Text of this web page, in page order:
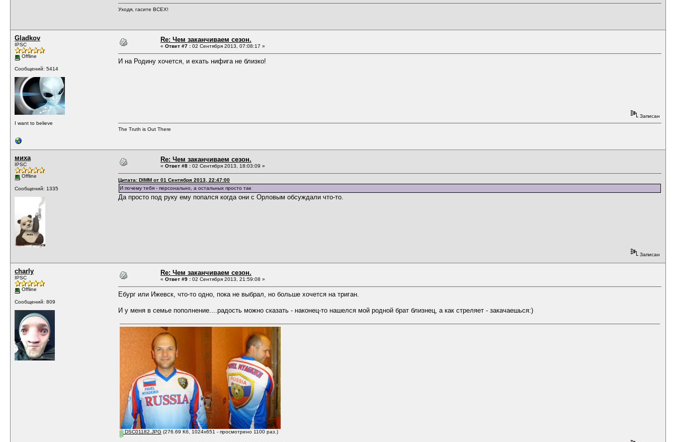
Уходя, гасите ВСЕХ!
Gladkov
IPSC
Offline
Сообщений: 5414
I want to believe
Re: Чем заканчиваем сезон.
« Ответ #7 : 02 Сентября 2013, 07:08:17 »
И на Родину хочется, и ехать нифига не близко!
Записан
The Truth is Out There
миха
IPSC
Offline
Сообщений: 1335
Re: Чем заканчиваем сезон.
« Ответ #8 : 02 Сентября 2013, 18:03:09 »
Цитата: DIMM от 01 Сентября 2013, 22:47:00
И почему тебя - персонально, а остальных просто так
Да просто под руку ему попался когда они с Орловым обсуждали что-то.
Записан
charly
IPSC
Offline
Сообщений: 809
Re: Чем заканчиваем сезон.
« Ответ #9 : 02 Сентября 2013, 21:59:08 »
Ебург или Ижевск, что-то одно, пока не выбрал, но больше хочется на триган.
И у меня в семье пополнение....радость можно сказать - наконец-то нашелся мой родной брат близнец, а как стреляет - закачаешься:)
DSC01182.JPG (276.69 Кб, 1024x651 - просмотрено 1100 раз.)